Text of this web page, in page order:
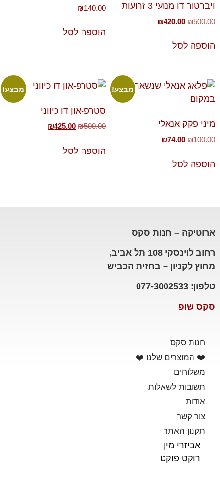
ויברטור דו מנועי 3 זרועות
₪500.00
₪420.00
הוספה לסל
₪140.00
הוספה לסל
מבצע!
מיני פקק אנאלי
₪100.00
₪74.00
הוספה לסל
מבצע!
סטרפ-און דו כיווני
₪500.00
₪425.00
הוספה לסל
ארוטיקה – חנות סקס
רחוב לוינסקי 108 תל אביב,
מחוץ לקניון – בחזית הכביש
טלפון: 077-3002533
סקס שופ
חנות סקס
❤️ המוצרים שלנו ❤️
משלוחים
תשובות לשאלות
אודות
צור קשר
תקנון האתר
אביזרי מין
רוקט פוקט